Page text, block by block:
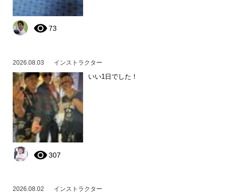
73
2026.08.03 インストラクター
いい1日でした！
307
2026.08.02 インストラクター